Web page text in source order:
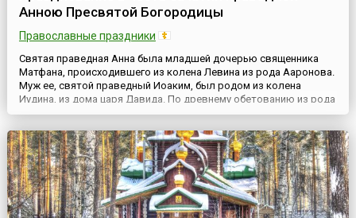
Анною Пресвятой Богородицы
Православные праздники
Святая праведная Анна была младшей дочерью священника
Матфана, происходившего из колена Левина из рода Ааронова.
Муж ее, святой праведный Иоаким, был родом из колена
Иудина, из дома царя Давида. По древнему обетованию из рода
Давидова должен был произойти Мессия. Супруги жили в
доходов в Иерусалимский храм и бедным. По особому Про...